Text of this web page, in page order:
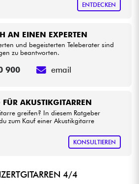
ENTDECKEN
AKUSTIKGITARREN
greifen? In diesem Ratgeber
zum Kauf einer Akustikgitarre
KONSULTIEREN
AN EINEN EXPERTEN
und begeisterten Teleberater sind
zu beantworten.
900 email
4/4